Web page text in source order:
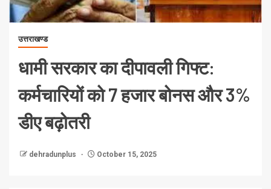
उत्तराखण्ड
धामी सरकार का दीपावली गिफ्ट:
कर्मचारियों को 7 हजार बोनस और 3%
डीए बढ़ोतरी
dehradunplus October 15, 2025